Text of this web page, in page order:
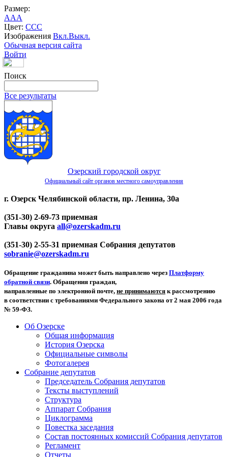
Размер:
AAA
Цвет: CCC
Изображения Вкл.Выкл.
Обычная версия сайта
Войти
Поиск
Все результаты
Озерский городской округ
Официальный сайт органов местного самоуправления
г. Озерск Челябинской области, пр. Ленина, 30а
(351-30) 2-69-73 приемная
Главы округа all@ozerskadm.ru
(351-30) 2-55-31 приемная Собрания депутатов
sobranie@ozerskadm.ru
Обращение гражданина может быть направлено через Платформу
обратной связи. Обращения граждан,
направленные по электронной почте, не принимаются к рассмотрению
в соответствии с требованиями Федерального закона от 2 мая 2006 года
№ 59-ФЗ.
Об Озерске
Общая информация
История Озерска
Официальные символы
Фотогалерея
Собрание депутатов
Председатель Собрания депутатов
Тексты выступлений
Структура
Аппарат Собрания
Циклограмма
Повестка заседания
Состав постоянных комиссий Собрания депутатов
Регламент
Отчеты